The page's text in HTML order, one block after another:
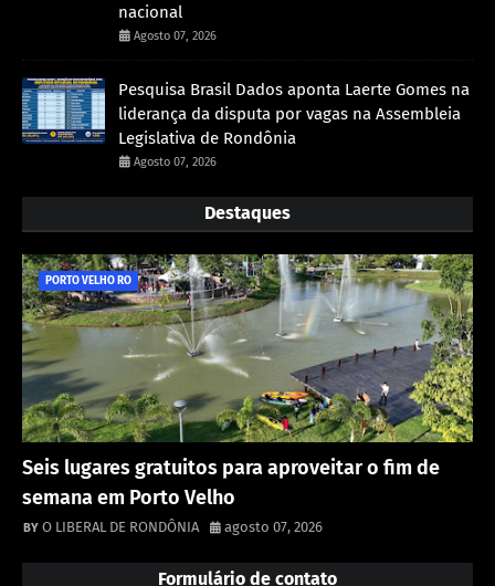
nacional
Agosto 07, 2026
Pesquisa Brasil Dados aponta Laerte Gomes na
liderança da disputa por vagas na Assembleia
Legislativa de Rondônia
Agosto 07, 2026
Destaques
PORTO VELHO RO
Seis lugares gratuitos para aproveitar o fim de
semana em Porto Velho
O LIBERAL DE RONDÔNIA agosto 07, 2026
Formulário de contato